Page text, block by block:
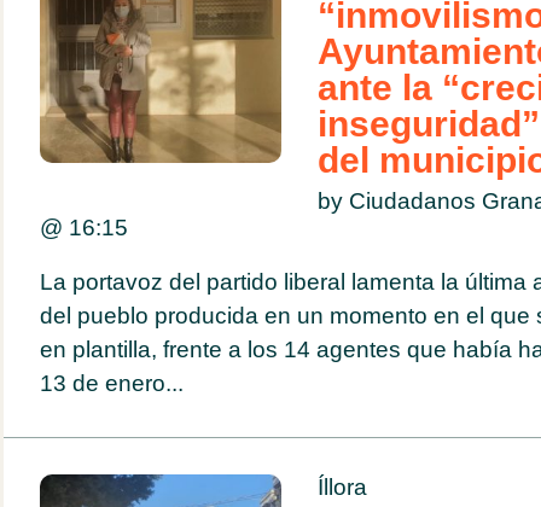
ante la
del
by Ciudadanos
@ 16:15
La portavoz del partido liberal lamenta la última
del pueblo producida en un momento en el que
en plantilla, frente a los 14 agentes que había
13 de enero...
Íllora